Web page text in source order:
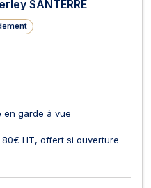
SANTERRE
en garde à vue
HT, offert si ouverture